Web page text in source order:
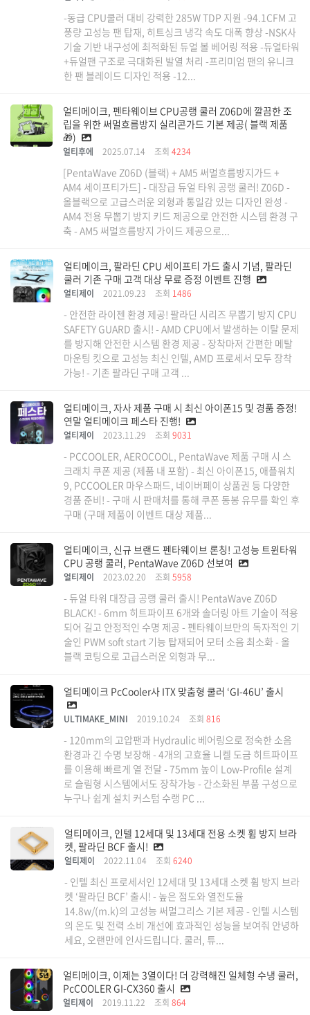
-동급 CPU쿨러 대비 강력한 285W TDP 지원 -94.1CFM 고
풍량 고성능 팬 탑재, 히트싱크 냉각 속도 대폭 향상 -NSK사
기술 기반 내구성에 최적화된 듀얼 볼 베어링 적용 -듀얼타워
+듀얼팬 구조로 극대화된 발열 처리 -프리미엄 팬의 유니크
한 팬 블레이드 디자인 적용 -12...
얼티메이크, 펜타웨이브 CPU공랭 쿨러 Z06D에 깔끔한 조
립을 위한 써멀흐름방지 실리콘가드 기본 제공( 블랙 제품
🎁)
얼티후에 2025.07.14 조회 4234
[PentaWave Z06D (블랙) + AM5 써멀흐름방지가드 +
AM4 세이프티가드] - 대장급 듀얼 타워 공랭 쿨러! Z06D -
올블랙으로 고급스러운 외형과 통일감 있는 디자인 완성 -
AM4 전용 무뽑기 방지 키드 제공으로 안전한 시스템 환경 구
축 - AM5 써멀흐름방지 가이드 제공으로...
얼티메이크, 팔라딘 CPU 세이프티 가드 출시 기념, 팔라딘
쿨러 기존 구매 고객 대상 무료 증정 이벤트 진행
얼티제이 2021.09.23 조회 1486
- 안전한 라이젠 환경 제공! 팔라딘 시리즈 무뽑기 방지 CPU
SAFETY GUARD 출시! - AMD CPU에서 발생하는 이탈 문제
를 방지해 안전한 시스템 환경 제공 - 장착마저 간편한 메탈
마운팅 킷으로 고성능 최신 인텔, AMD 프로세서 모두 장착
가능! - 기존 팔라딘 구매 고객 ...
얼티메이크, 자사 제품 구매 시 최신 아이폰15 및 경품 증정!
연말 얼티메이크 페스타 진행!
얼티제이 2023.11.29 조회 9031
- PCCOOLER, AEROCOOL, PentaWave 제품 구매 시 스
크래치 쿠폰 제공 (제품 내 포함) - 최신 아이폰15, 애플워치
9, PCCOOLER 마우스패드, 네이버페이 상품권 등 다양한
경품 준비! - 구매 시 판매처를 통해 쿠폰 동봉 유무를 확인 후
구매 (구매 제품이 이벤트 대상 제품...
얼티메이크, 신규 브랜드 펜타웨이브 론칭! 고성능 트윈타워
CPU 공랭 쿨러, PentaWave Z06D 선보여
얼티제이 2023.02.20 조회 5958
- 듀얼 타워 대장급 공랭 쿨러 출시! PentaWave Z06D
BLACK! - 6mm 히트파이프 6개와 솔더링 아트 기술이 적용
되어 길고 안정적인 수명 제공 - 펜타웨이브만의 독자적인 기
술인 PWM soft start 기능 탑재되어 모터 소음 최소화 - 올
블랙 코팅으로 고급스러운 외형과 무...
얼티메이크 PcCooler사 ITX 맞춤형 쿨러 ‘GI-46U’ 출시
ULTIMAKE_MINI 2019.10.24 조회 816
- 120mm의 고압팬과 Hydraulic 베어링으로 정숙한 소음
환경과 긴 수명 보장해 - 4개의 고효율 니켈 도금 히트파이프
를 이용해 빠르게 열 전달 - 75mm 높이 Low-Profile 설계
로 슬림형 시스템에서도 장착가능 - 간소화된 부품 구성으로
누구나 쉽게 설치 커스텀 수랭 PC ...
얼티메이크, 인텔 12세대 및 13세대 전용 소켓 휨 방지 브라
켓, 팔라딘 BCF 출시!
얼티제이 2022.11.04 조회 6240
- 인텔 최신 프로세서인 12세대 및 13세대 소켓 휨 방지 브라
켓 ‘팔라딘 BCF’ 출시! - 높은 점도와 열전도율
14.8w/(m.k)의 고성능 써멀그리스 기본 제공 - 인텔 시스템
의 온도 및 전력 소비 개선에 효과적인 성능을 보여줘 안녕하
세요, 오랜만에 인사드립니다. 쿨러, 튜...
얼티메이크, 이제는 3열이다! 더 강력해진 일체형 수냉 쿨러,
PcCOOLER GI-CX360 출시
얼티제이 2019.11.22 조회 864